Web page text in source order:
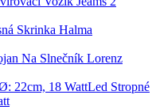
Skrinka Halma
Na Slnečník Lorenz
Led Stropné